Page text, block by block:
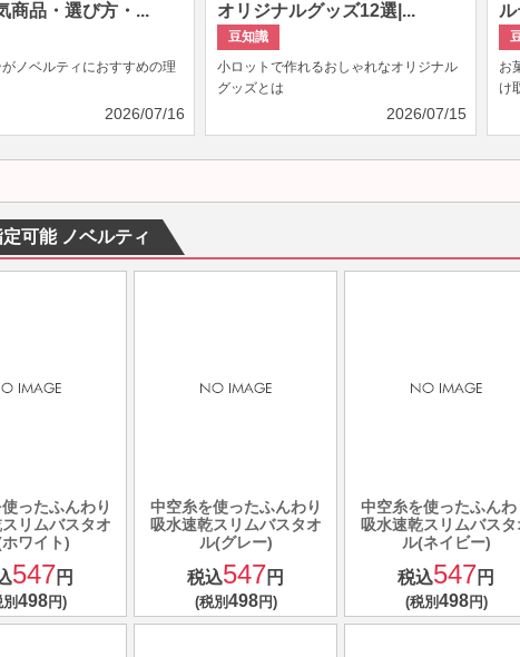
商品・選び方・...
ノベルティにおすすめの理
2026/07/16
オリジナルグッズ12選|...
豆知識
小ロットで作れるおしゃれなオリジナル
グッズとは
2026/07/15
お
け
可能 ノベルティ
ったふんわり
リムバスタオ
ワイト)
547円
498円)
中空糸を使ったふんわり
吸水速乾スリムバスタオ
ル(グレー)
税込547円
(税別498円)
中空糸を使ったふんわ
吸水速乾スリムバスタ
ル(ネイビー)
税込547円
(税別498円)